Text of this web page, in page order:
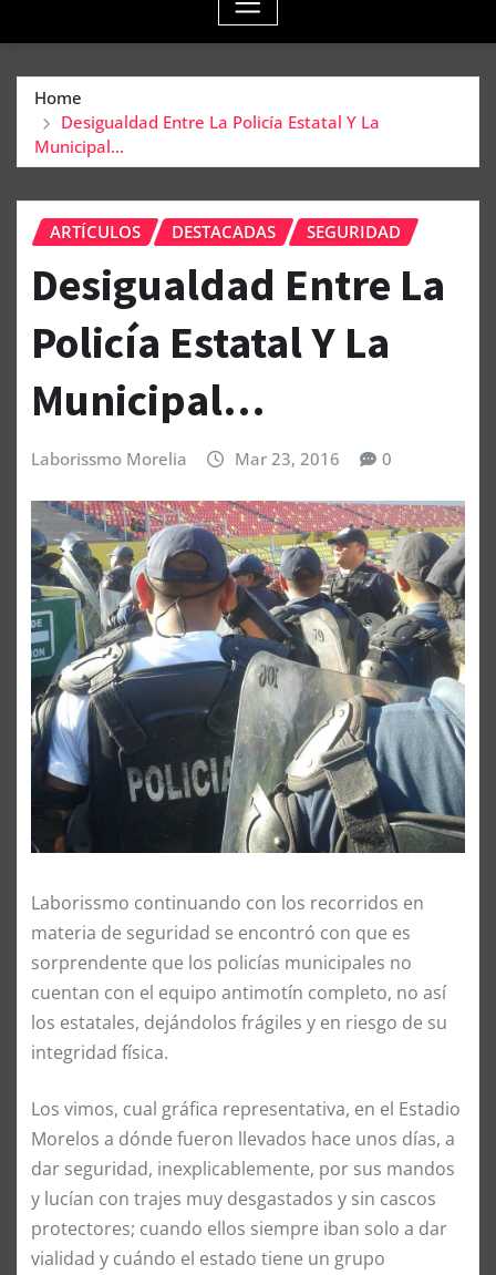
Home
Desigualdad Entre La Policía Estatal Y La
Municipal…
ARTÍCULOS DESTACADAS SEGURIDAD
Desigualdad Entre La
Policía Estatal Y La
Municipal…
Laborissmo Morelia Mar 23, 2016 0
Laborissmo continuando con los recorridos en
materia de seguridad se encontró con que es
sorprendente que los policías municipales no
cuentan con el equipo antimotín completo, no así
los estatales, dejándolos frágiles y en riesgo de su
integridad física.
Los vimos, cual gráfica representativa, en el Estadio
Morelos a dónde fueron llevados hace unos días, a
dar seguridad, inexplicablemente, por sus mandos
y lucían con trajes muy desgastados y sin cascos
protectores; cuando ellos siempre iban solo a dar
vialidad y cuándo el estado tiene un grupo